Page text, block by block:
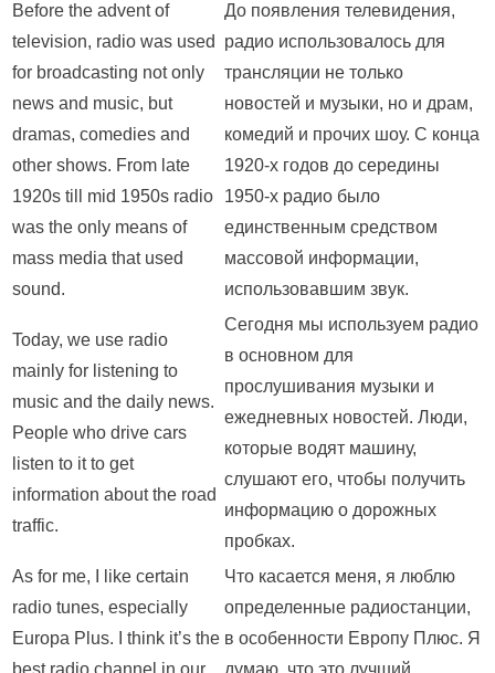
Before the advent of
television, radio was used
for broadcasting not only
news and music, but
dramas, comedies and
other shows. From late
1920s till mid 1950s radio
was the only means of
mass media that used
sound.
До появления телевидения,
радио использовалось для
трансляции не только
новостей и музыки, но и драм,
комедий и прочих шоу. С конца
1920-х годов до середины
1950-х радио было
единственным средством
массовой информации,
использовавшим звук.
Today, we use radio
mainly for listening to
music and the daily news.
People who drive cars
listen to it to get
information about the road
traffic.
Сегодня мы используем радио
в основном для
прослушивания музыки и
ежедневных новостей. Люди,
которые водят машину,
слушают его, чтобы получить
информацию о дорожных
пробках.
As for me, I like certain
radio tunes, especially
Europa Plus. I think it’s the
best radio channel in our
Что касается меня, я люблю
определенные радиостанции,
в особенности Европу Плюс. Я
думаю, что это лучший